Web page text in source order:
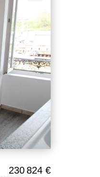
230 824 €